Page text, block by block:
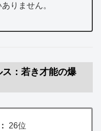
りません。
：若き才能の爆
26位